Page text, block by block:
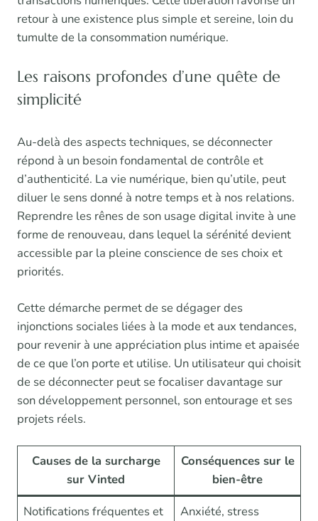
retour à une existence plus simple et sereine, loin du
tumulte de la consommation numérique.
Les raisons profondes d’une quête de
simplicité
Au-delà des aspects techniques, se déconnecter
répond à un besoin fondamental de contrôle et
d’authenticité. La vie numérique, bien qu’utile, peut
diluer le sens donné à notre temps et à nos relations.
Reprendre les rênes de son usage digital invite à une
forme de renouveau, dans lequel la sérénité devient
accessible par la pleine conscience de ses choix et
priorités.
Cette démarche permet de se dégager des
injonctions sociales liées à la mode et aux tendances,
pour revenir à une appréciation plus intime et apaisée
de ce que l’on porte et utilise. Un utilisateur qui choisit
de se déconnecter peut se focaliser davantage sur
son développement personnel, son entourage et ses
projets réels.
Causes de la surcharge
sur Vinted
Conséquences sur le
bien-être
Notifications fréquentes et
Anxiété, stress